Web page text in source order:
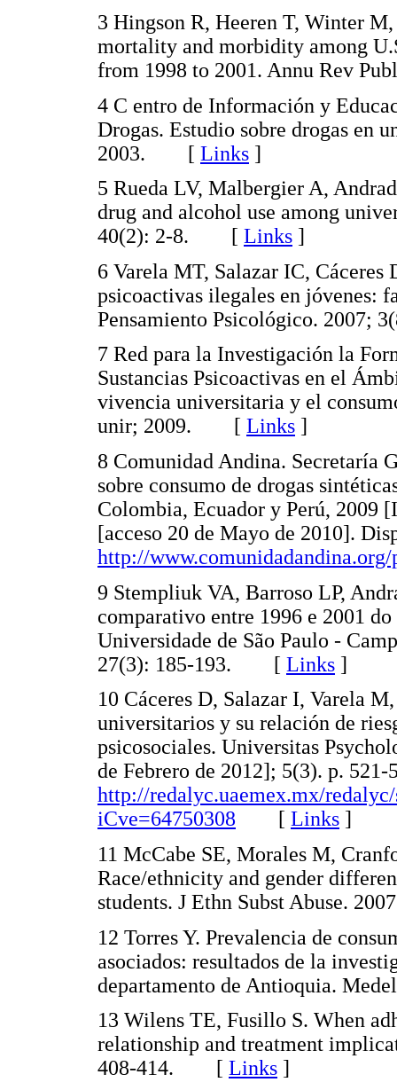
3 Hingson R, Heeren T, Winter
mortality and morbidity among
from 1998 to 2001. Annu Rev
4 C entro de Información y
Drogas. Estudio sobre drogas en
2003. [ Links ]
5 Rueda LV, Malbergier A,
drug and alcohol use among
40(2): 2-8. [ Links ]
6 Varela MT, Salazar IC, Cáceres
psicoactivas ilegales en jóvenes:
Pensamiento Psicológico.
7 Red para la Investigación la
Sustancias Psicoactivas en el
vivencia universitaria y el
unir; 2009. [ Links ]
8 Comunidad Andina. Secretaría
sobre consumo de drogas
Colombia, Ecuador y Perú, 2009
[acceso 20 de Mayo de 2010].
http://
9 Stempliuk VA, Barroso LP,
comparativo entre 1996 e 2001
Universidade de São Paulo -
27(3): 185-193. [ Links ]
10 Cáceres D, Salazar I, Varela
universitarios y su relación de
psicosociales. Universitas
de Febrero de 2012]; 5(3). p.
http://redalyc.uaemex.mx/
iCve=64750308 [ Links ]
11 McCabe SE, Morales M,
Race/ethnicity and gender
students. J Ethn Subst Abuse.
12 Torres Y. Prevalencia de
asociados: resultados de la
departamento de Antioquia.
13 Wilens TE, Fusillo S. When
relationship and treatment
408-414. [ Links ]